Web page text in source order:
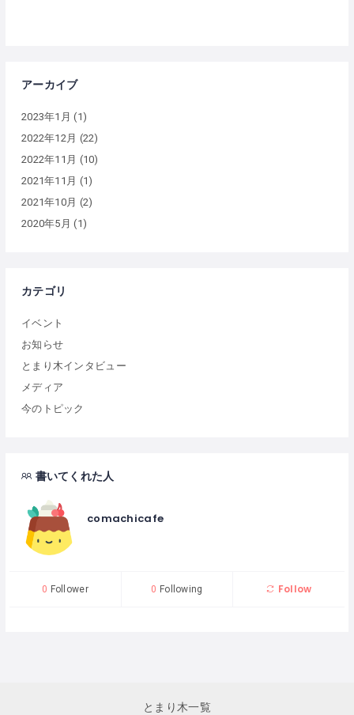
アーカイブ
2023年1月 (1)
2022年12月 (22)
2022年11月 (10)
2021年11月 (1)
2021年10月 (2)
2020年5月 (1)
カテゴリ
イベント
お知らせ
とまり木インタビュー
メディア
今のトピック
書いてくれた人
comachicafe
0 Follower 0 Following Follow
とまり木一覧